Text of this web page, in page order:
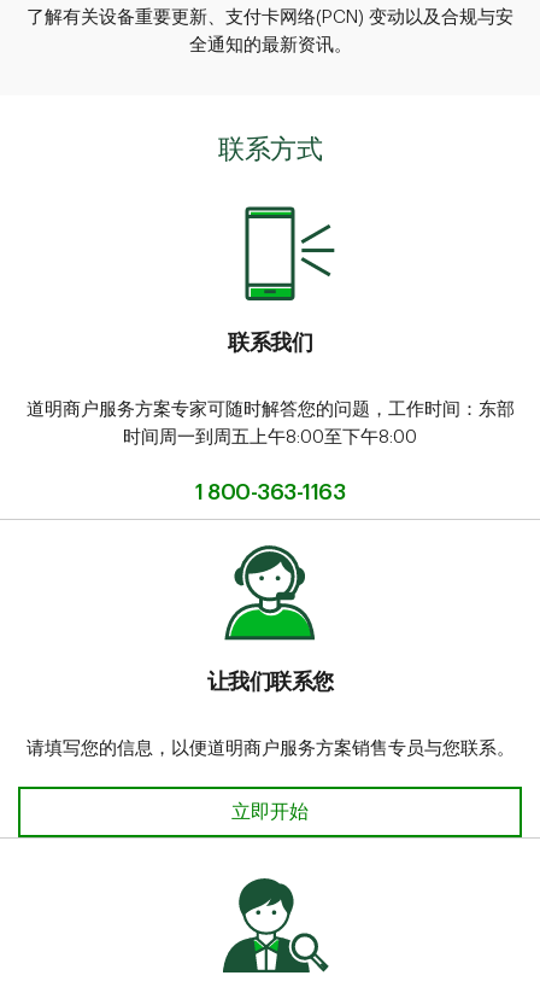
了解有关设备重要更新、支付卡网络(PCN) 变动以及合规与安
全通知的最新资讯。
联系方式
联系我们
道明商户服务方案专家可随时解答您的问题，工作时间：东部
时间周一到周五上午8:00至下午8:00
1 800-363-1163
让我们联系您
请填写您的信息，以便道明商户服务方案销售专员与您联系。
让我们联系您
立即开始